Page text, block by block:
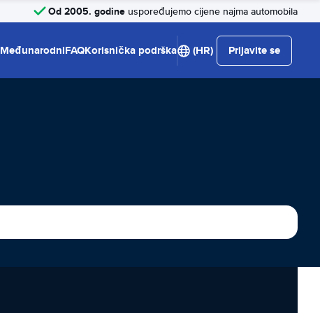
Od 2005. godine uspoređujemo cijene najma automobila
MeđunarodniFAQKorisnička podrška (HR) Prijavite se